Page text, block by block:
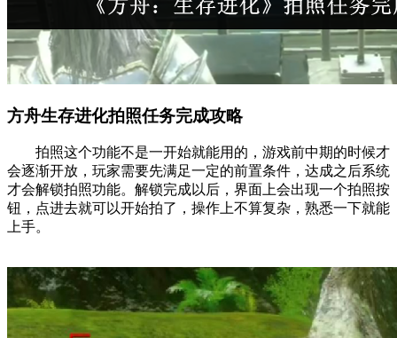
方舟生存进化拍照任务完成攻略
拍照这个功能不是一开始就能用的，游戏前中期的时候才
会逐渐开放，玩家需要先满足一定的前置条件，达成之后系统
才会解锁拍照功能。解锁完成以后，界面上会出现一个拍照按
钮，点进去就可以开始拍了，操作上不算复杂，熟悉一下就能
上手。